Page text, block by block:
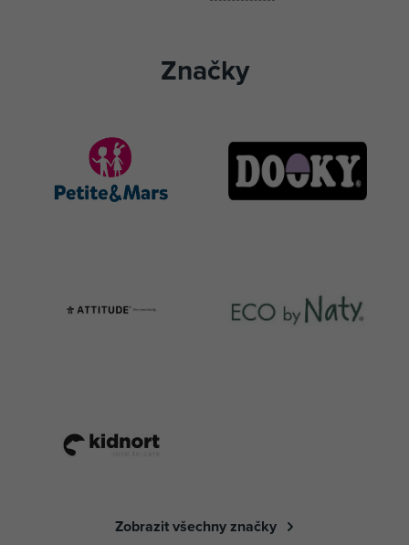
Značky
Zobrazit všechny značky